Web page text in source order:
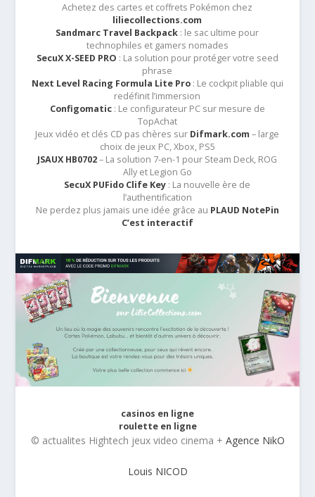
Achetez des cartes et coffrets Pokémon chez
liliecollections.com
Sandmarc Travel Backpack : le sac ultime pour
technophiles et gamers nomades
SecuX X-SEED PRO : La solution pour protéger votre seed
phrase
Next Level Racing Formula Lite Pro: Le cockpit pliable qui
redéfinit l’immersion
Configomatic: Le configurateur PC sur mesure de
TopAchat
Jeux vidéo et clés CD pas chères sur Difmark.com – large
choix de jeux PC, Xbox, PS5
JSAUX HB0702– La solution 7-en-1 pour Steam Deck, ROG
Ally et Legion Go
SecuX PUFido Clife Key : La nouvelle ère de
l’authentification
Ne perdez plus jamais une idée grâce au PLAUD NotePin
C’est interactif
casinos en ligne
roulette en ligne
© actualites Hightech jeux video cinema + Agence NikO
Louis NICOD